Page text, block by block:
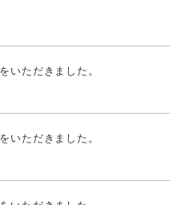
いただきました。
いただきました。